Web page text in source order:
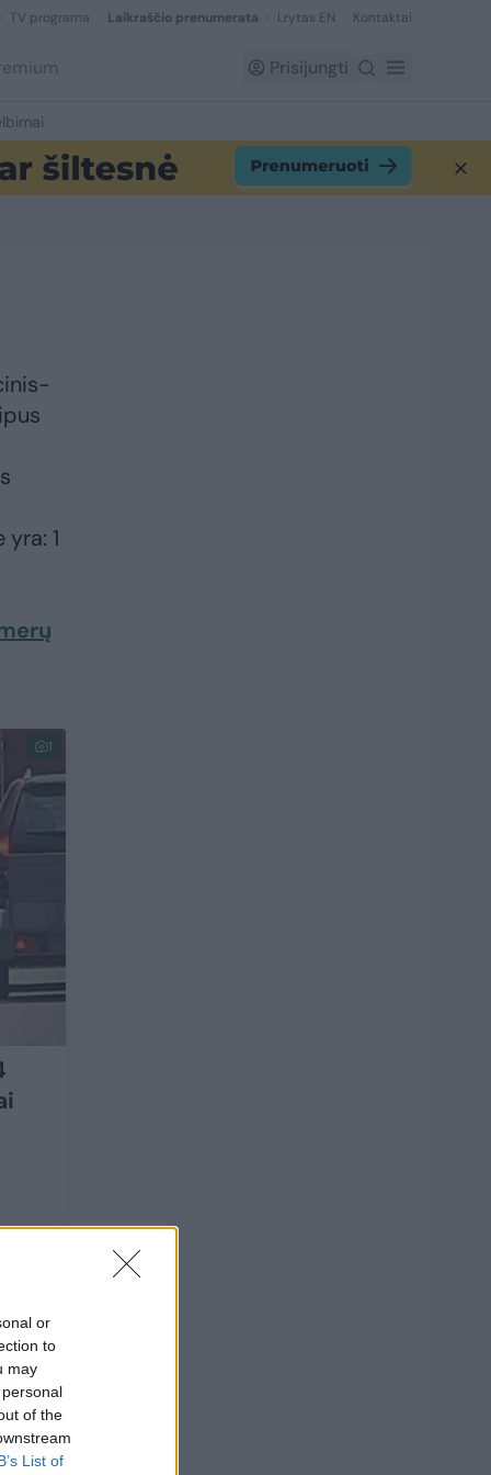
or
to
may
of the
List of
TV programa Laikraščio prenumerata Lrytas EN Kontaktai
Prisijungti
1
1